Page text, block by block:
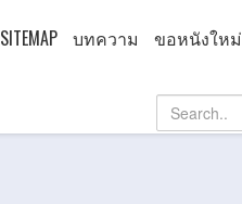
SITEMAP บทความ ขอหนังใหม่